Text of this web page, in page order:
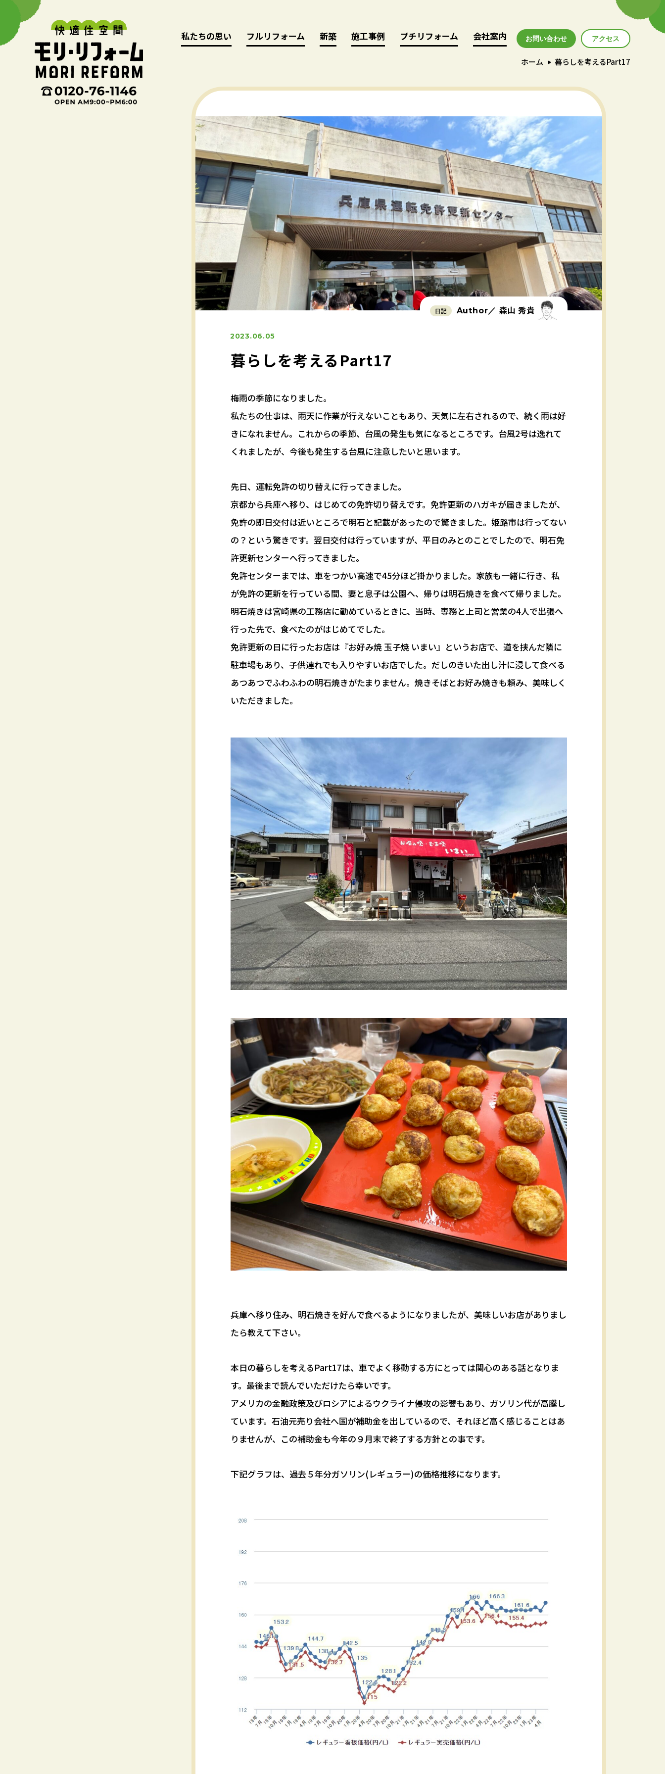
私たちの思い
私たちの思い フルリフォーム
フルリフォーム 新築
新築 施工事例
施工事例 プチリフォーム
プチリフォーム 会社案内
会社案内 お問い合わせ アクセス
アクセス
ホーム 暮らしを考えるPart17
日記 Author／ 森山 秀貴
2023.06.05
暮らしを考えるPart17
梅雨の季節になりました。
私たちの仕事は、雨天に作業が行えないこともあり、天気に左右されるので、続く雨は好
きになれません。これからの季節、台風の発生も気になるところです。台風2号は逸れて
くれましたが、今後も発生する台風に注意したいと思います。
先日、運転免許の切り替えに行ってきました。
京都から兵庫へ移り、はじめての免許切り替えです。免許更新のハガキが届きましたが、
免許の即日交付は近いところで明石と記載があったので驚きました。姫路市は行ってない
の？という驚きです。翌日交付は行っていますが、平日のみとのことでしたので、明石免
許更新センターへ行ってきました。
免許センターまでは、車をつかい高速で45分ほど掛かりました。家族も一緒に行き、私
が免許の更新を行っている間、妻と息子は公園へ、帰りは明石焼きを食べて帰りました。
明石焼きは宮崎県の工務店に勤めているときに、当時、専務と上司と営業の4人で出張へ
行った先で、食べたのがはじめてでした。
免許更新の日に行ったお店は『お好み焼 玉子焼 いまい』というお店で、道を挟んだ隣に
駐車場もあり、子供連れでも入りやすいお店でした。だしのきいた出し汁に浸して食べる
あつあつでふわふわの明石焼きがたまりません。焼きそばとお好み焼きも頼み、美味しく
いただきました。
兵庫へ移り住み、明石焼きを好んで食べるようになりましたが、美味しいお店がありまし
たら教えて下さい。
本日の暮らしを考えるPart17は、車でよく移動する方にとっては関心のある話となりま
す。最後まで読んでいただけたら幸いです。
アメリカの金融政策及びロシアによるウクライナ侵攻の影響もあり、ガソリン代が高騰し
ています。石油元売り会社へ国が補助金を出しているので、それほど高く感じることはあ
りませんが、この補助金も今年の９月末で終了する方針との事です。
下記グラフは、過去５年分ガソリン(レギュラー)の価格推移になります。